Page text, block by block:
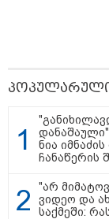
ნია
ჩანაწერის
"არ
ვიდეო და
საქმეში: